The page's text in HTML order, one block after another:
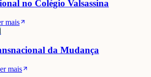
no Colégio Valsassina
mais
da Mudança
mais